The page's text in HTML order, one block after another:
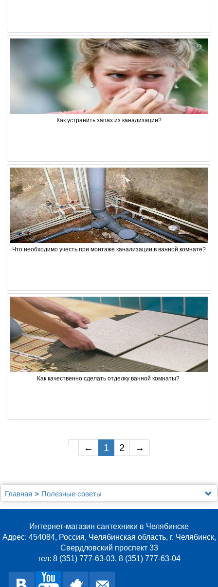
Как устранить запах из канализации?
Что необходимо учесть при монтаже канализации в ванной комнате?
Как качественно сделать отделку ванной комнаты?
← 1 2 →
Главная Полезные советы
Интернет-магазин сантехники в Челябинске
Адрес: 454084, Россия, Челябинская область, г. Челябинск,
Свердловский проспект 33
тел: 8 (351) 777-63-03, 8 (351) 777-63-04